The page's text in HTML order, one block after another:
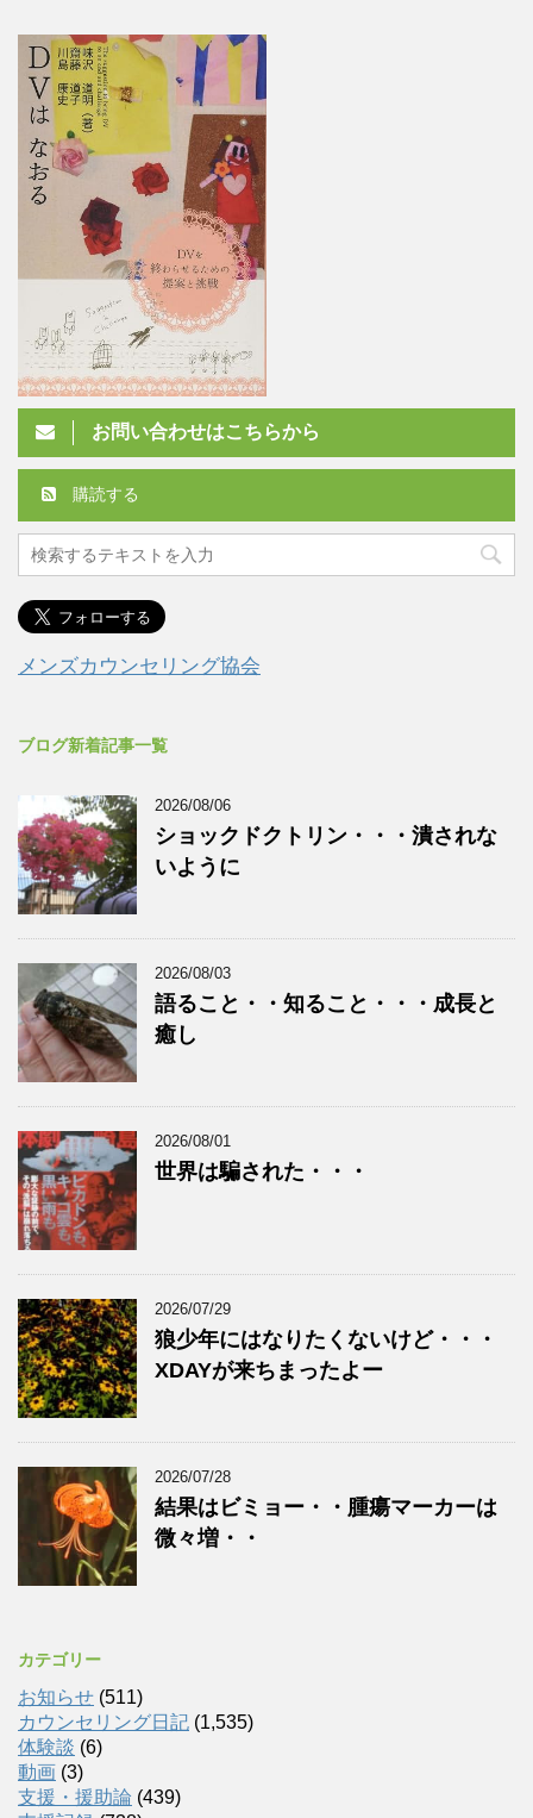
お問い合わせはこちらから
購読する
メンズカウンセリング協会
ブログ新着記事一覧
2026/08/06
ショックドクトリン・・・潰されな
いように
2026/08/03
語ること・・知ること・・・成長と
癒し
2026/08/01
世界は騙された・・・
2026/07/29
狼少年にはなりたくないけど・・・
XDAYが来ちまったよー
2026/07/28
結果はビミョー・・腫瘍マーカーは
微々増・・
カテゴリー
お知らせ (511)
カウンセリング日記 (1,535)
体験談 (6)
動画 (3)
支援・援助論 (439)